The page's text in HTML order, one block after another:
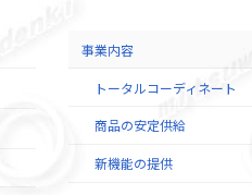
事業内容
トータルコーディネート
商品の安定供給
新機能の提供